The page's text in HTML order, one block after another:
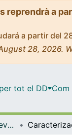
a
a partir del
28, 2026.
tot el DD Com
Articles publicats en revistes (Ciència dels Materials i Química Física)